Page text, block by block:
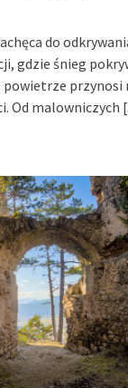
do
gdzie śnieg
przynosi
Od malowniczych